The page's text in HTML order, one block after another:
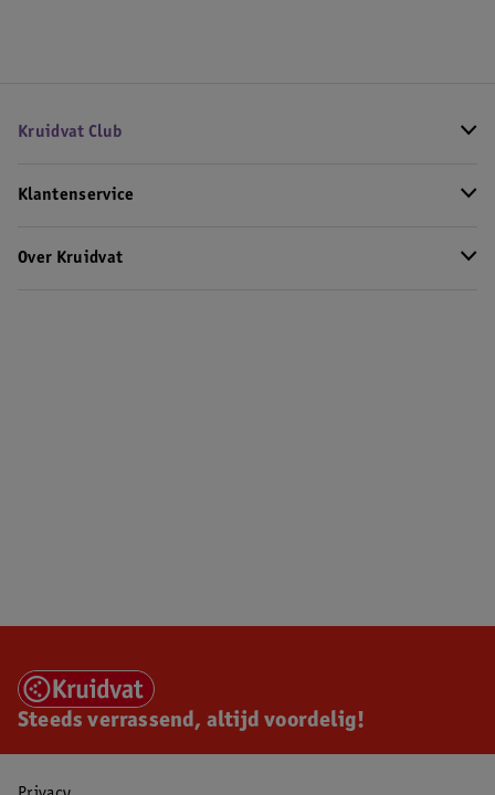
Kruidvat Club
Klantenservice
Over Kruidvat
Steeds verrassend, altijd voordelig!